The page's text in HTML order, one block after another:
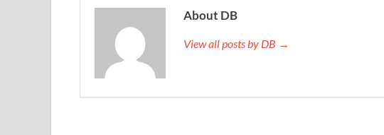
About DB
View all posts by DB →